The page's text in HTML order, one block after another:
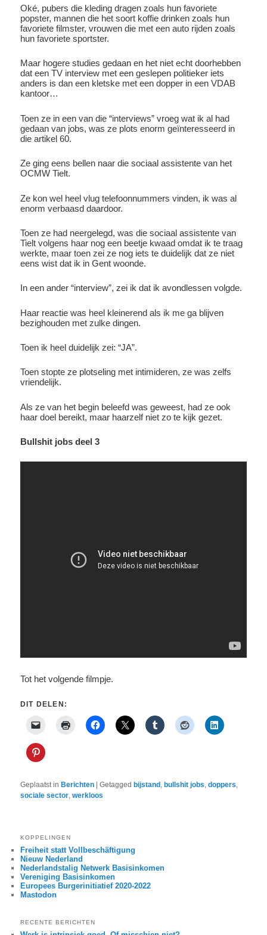
Oké, pubers die kleding dragen zoals hun favoriete
popster, mannen die het soort koffie drinken zoals hun
favoriete filmster, vrouwen die met een auto rijden zoals
hun favoriete sportster.
Maar hogere studies gedaan en het niet echt doorhebben
dat een TV interview met een geslepen politieker iets
anders is dan een kletske met een dopper in een VDAB
kantoor…
Toen ze in een van die “interviews” vroeg wat ik al had
gedaan van jobs, was ze plots enorm geïnteresseerd in
die artikel 60.
Ze ging eens bellen naar die sociaal assistente van het
OCMW Tielt.
Ze kon wel heel vlug telefoonnummers vinden, ik was al
enorm verbaasd daardoor.
Toen ze had neergelegd, was die sociaal assistente van
Tielt volgens haar nog een beetje kwaad omdat ik te traag
werkte, maar toen zei ze nog iets te duidelijk dat ze niet
eens wist dat ik in Gent woonde.
In een ander “interview”, zei ik dat ik avondlessen volgde.
Haar reactie was heel kleinerend als ik me ga blijven
bezighouden met zulke dingen.
Toen ik heel duidelijk zei: “JA”.
Toen stopte ze plotseling met intimideren, ze was zelfs
vriendelijk.
Als ze van het begin beleefd was geweest, had ze ook
haar doel bereikt, maar haarzelf niet zo te kijk gezet.
Bullshit jobs deel 3
Tot het volgende filmpje.
DIT DELEN:
Geplaatst in Berichten |Getagged bijstand , bullshit jobs,doppers,
sociale sector,werkloos
KOPPELINGEN
Freiheit statt Vollbeschäftigung
Nieuw Nederland
Nederlandstalig Netwerk Basisinkomen
Vereniging Basisinkomen
Europees Burgerinitiatief 2020-2022
Mastodon
RECENTE BERICHTEN